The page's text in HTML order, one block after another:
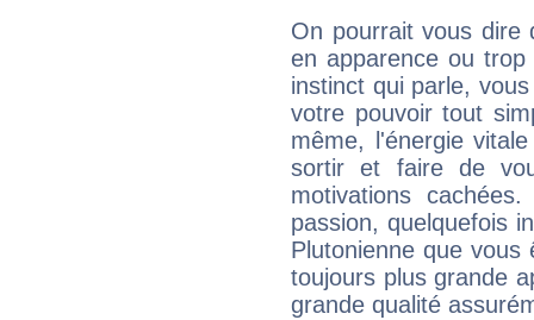
On pourrait vous dire
en apparence ou
instinct qui parle,
votre pouvoir tout
même, l'énergie
sortir et faire de
motivations
passion, quelquefois
Plutonienne que
toujours plus grande
grande qualité